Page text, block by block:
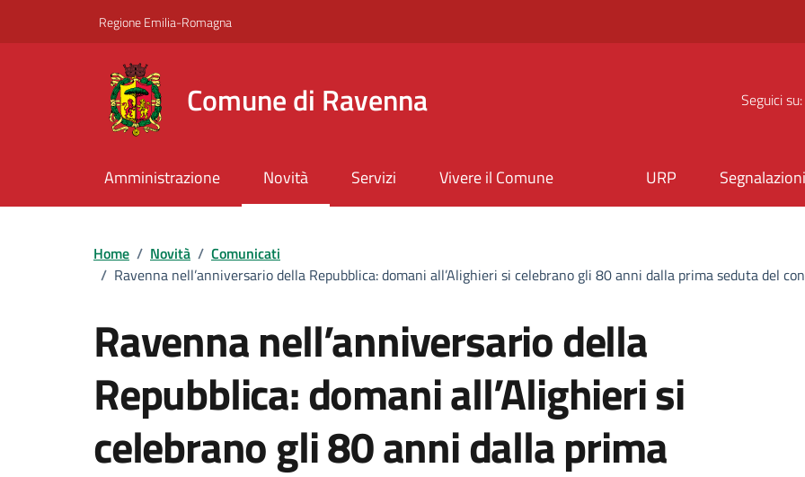
Regione Emilia-Romagna
Comune di Ravenna Seguici su:
Amministrazione Novità Servizi Vivere il Comune URP
Home / Novità / Comunicati
/ Ravenna nell’anniversario della Repubblica: domani all’Alighieri si celebrano gli 80 anni dalla prima seduta del
Ravenna nell’anniversario della
Repubblica: domani all’Alighieri si
celebrano gli 80 anni dalla prima